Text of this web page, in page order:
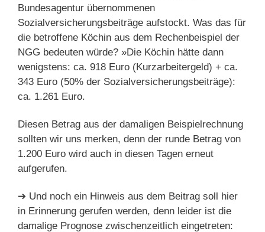
Bundesagentur übernommenen
Sozialversicherungsbeiträge aufstockt. Was das für
die betroffene Köchin aus dem Rechenbeispiel der
NGG bedeuten würde? »Die Köchin hätte dann
wenigstens: ca. 918 Euro (Kurzarbeitergeld) + ca.
343 Euro (50% der Sozialversicherungsbeiträge):
ca. 1.261 Euro.
Diesen Betrag aus der damaligen Beispielrechnung
sollten wir uns merken, denn der runde Betrag von
1.200 Euro wird auch in diesen Tagen erneut
aufgerufen.
➔ Und noch ein Hinweis aus dem Beitrag soll hier
in Erinnerung gerufen werden, denn leider ist die
damalige Prognose zwischenzeitlich eingetreten: